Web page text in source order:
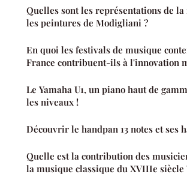
Quelles sont les représentations de la
les peintures de Modigliani ?
En quoi les festivals de musique
France contribuent-ils à l'innovation
Le Yamaha U1, un piano haut de
les niveaux !
Découvrir le handpan 13 notes et ses
Quelle est la contribution des
la musique classique du XVIIIe siècle